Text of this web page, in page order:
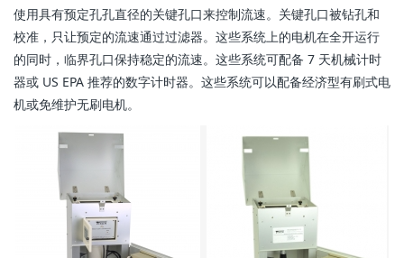
使用具有预定孔孔直径的关键孔口来控制流速。关键孔口被钻孔和
校准，只让预定的流速通过过滤器。这些系统上的电机在全开运行
的同时，临界孔口保持稳定的流速。这些系统可配备 7 天机械计时
器或 US EPA 推荐的数字计时器。这些系统可以配备经济型有刷式电
机或免维护无刷电机。